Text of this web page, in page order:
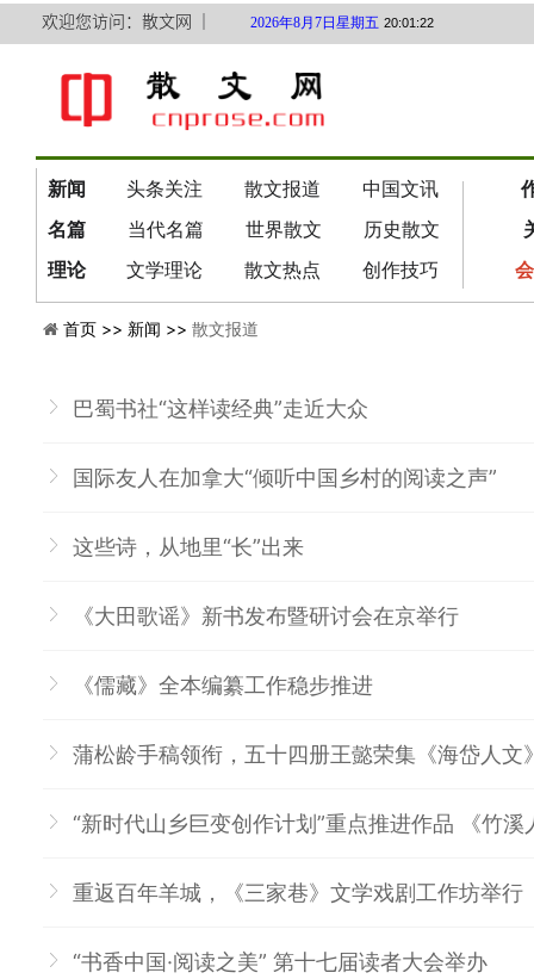
欢迎您访问：散文网 ｜
新闻 头条关注 散文报道 中国文讯
名篇
当代名篇 世界散文 历史散文
理论
文学理论 散文热点 创作技巧
2026年8月7日星期五 20:01:22
首页 >> 新闻 >> 散文报道
巴蜀书社“这样读经典”走近大众
国际友人在加拿大“倾听中国乡村的阅读之声”
这些诗，从地里“长”出来
《大田歌谣》新书发布暨研讨会在京举行
《儒藏》全本编纂工作稳步推进
蒲松龄手稿领衔，五十四册王懿荣集《海岱人文
“新时代山乡巨变创作计划”重点推进作品 《竹
重返百年羊城，《三家巷》文学戏剧工作坊举行
“书香中国·阅读之美” 第十七届读者大会举办